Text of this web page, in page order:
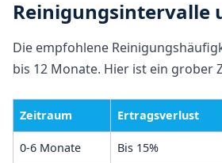
Reinigungsintervalle
Die empfohlene
bis 12 Monate. Hier ist ein grober
Zeitraum Ertragsverlust
0-6 Monate Bis 15%